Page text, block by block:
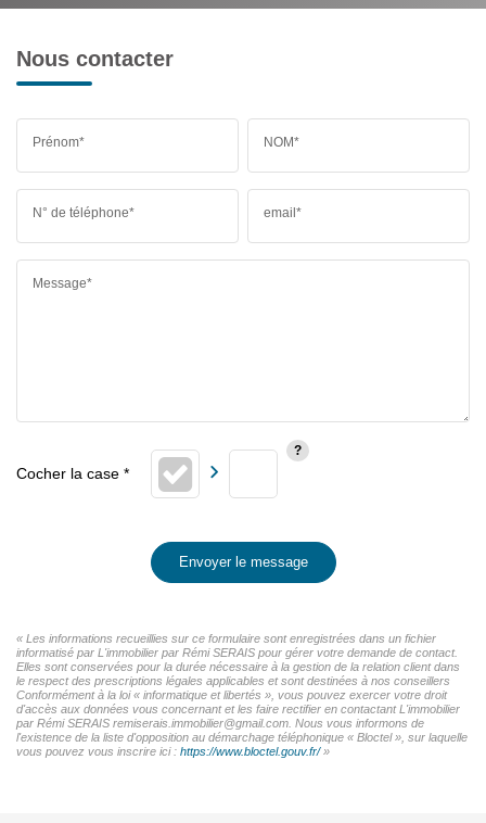
Nous contacter
Prénom* NOM*
N° de téléphone* email*
Message*
Envoyer le message
« Les informations recueillies sur ce formulaire sont enregistrées dans un fichier
informatisé par L'immobilier par Rémi SERAIS pour gérer votre demande de contact.
Elles sont conservées pour la durée nécessaire à la gestion de la relation client dans
le respect des prescriptions légales applicables et sont destinées à nos conseillers
Conformément à la loi « informatique et libertés », vous pouvez exercer votre droit
d'accès aux données vous concernant et les faire rectifier en contactant L'immobilier
par Rémi SERAIS remiserais.immobilier@gmail.com. Nous vous informons de
l'existence de la liste d'opposition au démarchage téléphonique « Bloctel », sur laquelle
vous pouvez vous inscrire ici : https://www.bloctel.gouv.fr/»